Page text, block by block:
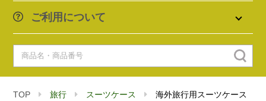
ご利用について
TOP 旅行 スーツケース
海外旅行用スーツケース